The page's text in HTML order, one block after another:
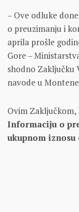
– Ove odluke
o preuzimanju i
aprila prošle
Gore –
shodno Zaključku
navode u
Ovim Zaključkom,
Informaciju o
ukupnom